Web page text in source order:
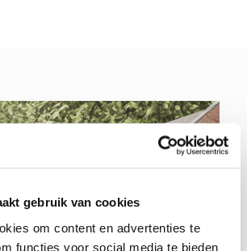
gebruik van cookies
om content en advertenties te
functies voor social media te bieden